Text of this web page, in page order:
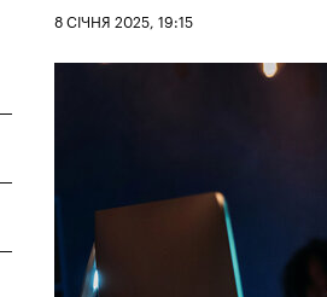
8 СІЧНЯ 2025, 19:15